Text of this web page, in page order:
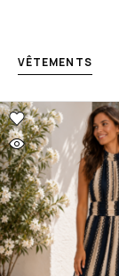
VÊTEMENTS